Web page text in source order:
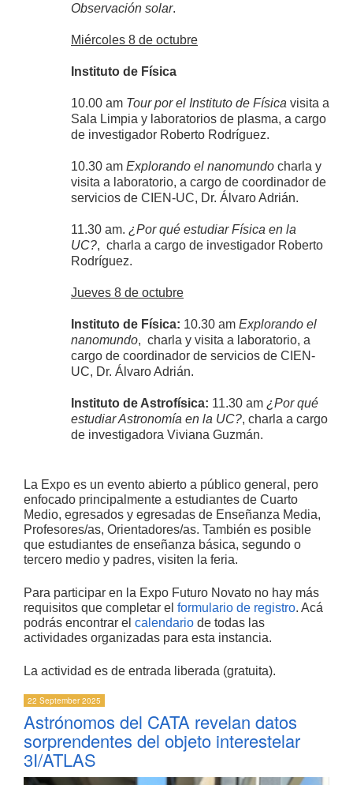
Observación solar.
Miércoles 8 de octubre
Instituto de Física
10.00 am Tour por el Instituto de Física visita a
Sala Limpia y laboratorios de plasma, a cargo
de investigador Roberto Rodríguez.
10.30 am Explorando el nanomundo charla y
visita a laboratorio, a cargo de coordinador de
servicios de CIEN-UC, Dr. Álvaro Adrián.
11.30 am. ¿Por qué estudiar Física en la
UC?, charla a cargo de investigador Roberto
Rodríguez.
Jueves 8 de octubre
Instituto de Física: 10.30 am Explorando el
nanomundo, charla y visita a laboratorio, a
cargo de coordinador de servicios de CIEN-
UC, Dr. Álvaro Adrián.
Instituto de Astrofísica: 11.30 am ¿Por qué
estudiar Astronomía en la UC?, charla a cargo
de investigadora Viviana Guzmán.
La Expo es un evento abierto a público general, pero
enfocado principalmente a estudiantes de Cuarto
Medio, egresados y egresadas de Enseñanza Media,
Profesores/as, Orientadores/as. También es posible
que estudiantes de enseñanza básica, segundo o
tercero medio y padres, visiten la feria.
Para participar en la Expo Futuro Novato no hay más
requisitos que completar el formulario de registro. Acá
podrás encontrar el calendario de todas las
actividades organizadas para esta instancia.
La actividad es de entrada liberada (gratuita).
22 September 2025
Astrónomos del CATA revelan datos
sorprendentes del objeto interestelar
3I/ATLAS